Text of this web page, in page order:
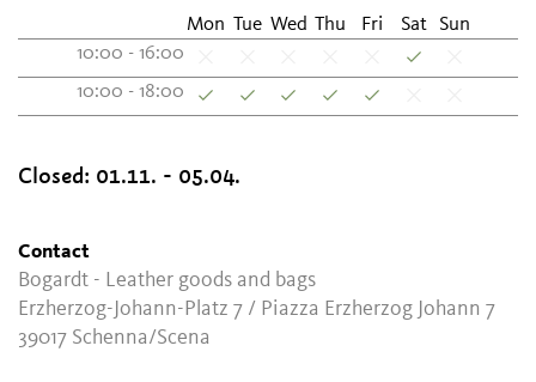
Mon Tue Wed Thu Fri Sat
Sun
10:00 - 16:00
10:00 - 18:00
Closed: 01.11. - 05.04.
Contact
Bogardt - Leather goods and bags
Erzherzog-Johann-Platz 7 / Piazza Erzherzog Johann 7
39017 Schenna/Scena